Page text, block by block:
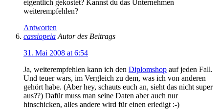
eigentlich gekostet? Kannst du das Unternehmen
weiterempfehlen?
Antworten
cassiopeia Autor des Beitrags
31. Mai 2008 at 6:54
Ja, weiterempfehlen kann ich den Diplomshop auf jeden Fall.
Und teuer wars, im Vergleich zu dem, was ich von anderen
gehört habe. (Aber hey, schauts euch an, sieht das nicht super
aus??) Dafür muss man seine Daten aber auch nur
hinschicken, alles andere wird für einen erledigt :-)